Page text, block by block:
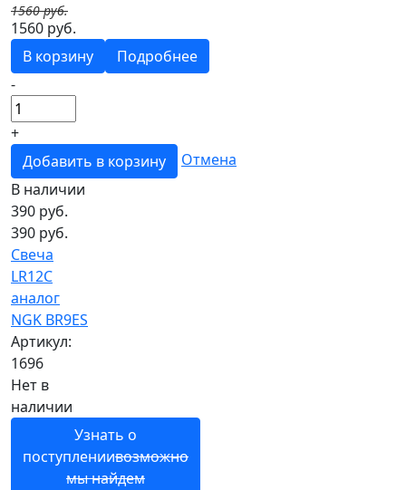
1560 руб.
1560 руб.
В корзину
Подробнее
-
+
Добавить в корзину
Отмена
В наличии
390 руб.
390 руб.
Свеча
LR12C
аналог
NGK BR9ES
Артикул:
1696
Нет в
наличии
Узнать о
поступлениивозможно
мы найдем